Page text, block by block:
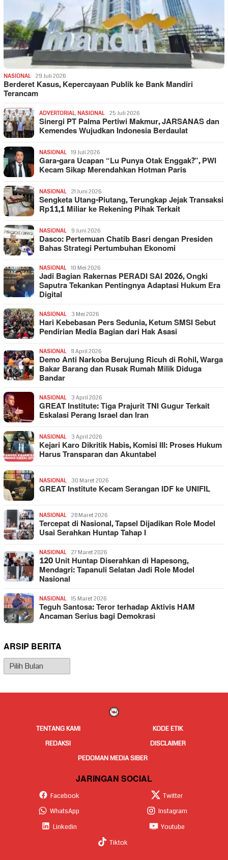
NASIONAL 29 Juli 2026
Berderet Kasus, Kepercayaan Publik ke Bank Mandiri
Terancam
ADVERTORIAL, NASIONAL 25 Juli 2026
Sinergi PT Palma Pertiwi Makmur, JARSANAS dan
Kemendes Wujudkan Indonesia Berdaulat
NASIONAL 19 Juli 2026
Gara-gara Ucapan “Lu Punya Otak Enggak?”, PWI
Kecam Sikap Merendahkan Hotman Paris
NASIONAL 21 Juni 2026
Sengketa Utang-Piutang, Terungkap Jejak Transaksi
Rp11,1 Miliar ke Rekening Pihak Terkait
NASIONAL 9 Juni 2026
Dasco: Pertemuan Chatib Basri dengan Presiden
Bahas Strategi Pertumbuhan Ekonomi
NASIONAL 10 Mei 2026
Jadi Bagian Rakernas PERADI SAI 2026, Ongki
Saputra Tekankan Pentingnya Adaptasi Hukum Era
Digital
NASIONAL 3 Mei 2026
Hari Kebebasan Pers Sedunia, Ketum SMSI Sebut
Pendirian Media Bagian dari Hak Asasi
NASIONAL 11 April 2026
Demo Anti Narkoba Berujung Ricuh di Rohil, Warga
Bakar Barang dan Rusak Rumah Milik Diduga
Bandar
NASIONAL 3 April 2026
GREAT Institute: Tiga Prajurit TNI Gugur Terkait
Eskalasi Perang Israel dan Iran
NASIONAL 3 April 2026
Kejari Karo Dikritik Habis, Komisi III: Proses Hukum
Harus Transparan dan Akuntabel
NASIONAL 30 Maret 2026
GREAT Institute Kecam Serangan IDF ke UNIFIL
NASIONAL 28 Maret 2026
Tercepat di Nasional, Tapsel Dijadikan Role Model
Usai Serahkan Huntap Tahap I
NASIONAL 27 Maret 2026
120 Unit Huntap Diserahkan di Hapesong,
Mendagri: Tapanuli Selatan Jadi Role Model
Nasional
NASIONAL 15 Maret 2026
Teguh Santosa: Teror terhadap Aktivis HAM
Ancaman Serius bagi Demokrasi
ARSIP BERITA
Arsip
Berita
TENTANG KAMI
KODE ETIK
REDAKSI
DISCLAIMER
PEDOMAN MEDIA SIBER
JARINGAN SOCIAL
Facebook
Twitter
WhatsApp
Instagram
Linkedin
Youtube
Tiktok